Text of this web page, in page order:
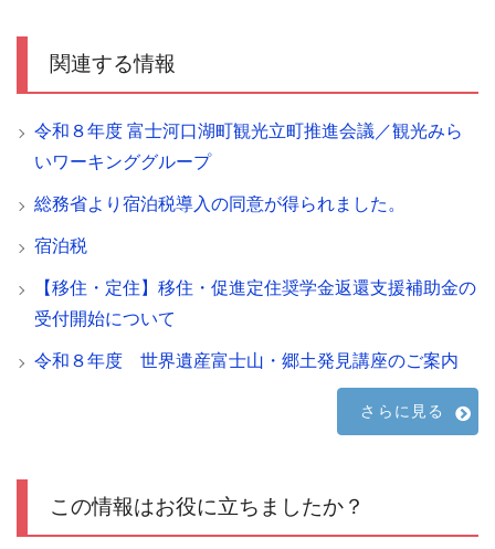
関連する情報
令和８年度 富士河口湖町観光立町推進会議／観光みら
いワーキンググループ
総務省より宿泊税導入の同意が得られました。
宿泊税
【移住・定住】移住・促進定住奨学金返還支援補助金の
受付開始について
令和８年度 世界遺産富士山・郷土発見講座のご案内
さらに見る
この情報はお役に立ちましたか？